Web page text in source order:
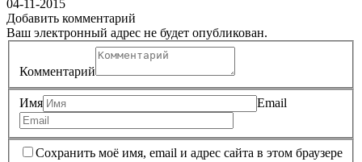
04-11-2015
Добавить комментарий
Ваш электронный адрес не будет опубликован.
Комментарий
Имя Email
Сохранить моё имя, email и адрес сайта в этом браузере